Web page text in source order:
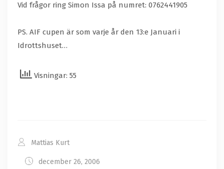
Vid frågor ring Simon Issa på numret: 0762441905
PS. AIF cupen är som varje år den 13:e Januari i
Idrottshuset…
Visningar: 55
Mattias Kurt
december 26, 2006